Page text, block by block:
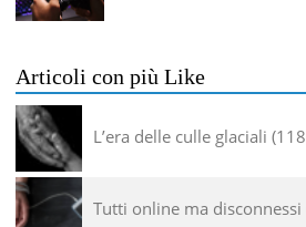
Articoli con più Like
L’era delle culle glaciali 118
Tutti online ma disconnessi